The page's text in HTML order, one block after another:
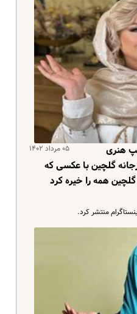
۰۵ مرداد ۱۴۰۲
هنری
گلچین با عکسی که
همه را خیره کرد
منتشر کرد.